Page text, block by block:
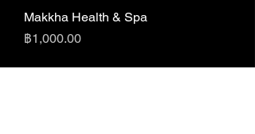
Makkha Health & Spa
ราคา
฿1,000.00